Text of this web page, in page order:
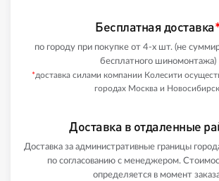
Бесплатная доставка
по городу при покупке от 4-х шт. (не
бесплатного шиномонтажа)
*доставка силами компании Колесити
городах Москва и
Доставка в отдаленные
Доставка за административные границы
по согласованию с менеджером.
определяется в момент